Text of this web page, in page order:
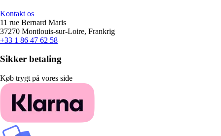
Kontakt os
11 rue Bernard Maris
37270 Montlouis-sur-Loire, Frankrig
+33 1 86 47 62 58
Sikker betaling
Køb trygt på vores side